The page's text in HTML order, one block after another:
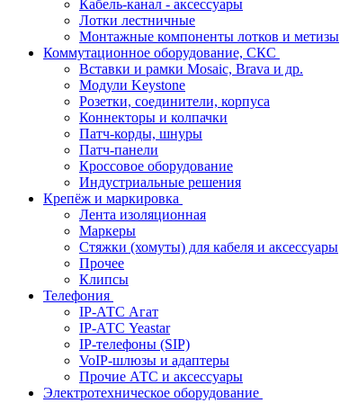
Кабель-канал - аксессуары
Лотки лестничные
Монтажные компоненты лотков и метизы
Коммутационное оборудование, СКС
Вставки и рамки Mosaic, Brava и др.
Модули Keystone
Розетки, соединители, корпуса
Коннекторы и колпачки
Патч-корды, шнуры
Патч-панели
Кроссовое оборудование
Индустриальные решения
Крепёж и маркировка
Лента изоляционная
Маркеры
Стяжки (хомуты) для кабеля и аксессуары
Прочее
Клипсы
Телефония
IP-АТС Агат
IP-АТС Yeastar
IP-телефоны (SIP)
VoIP-шлюзы и адаптеры
Прочие АТС и аксессуары
Электротехническое оборудование